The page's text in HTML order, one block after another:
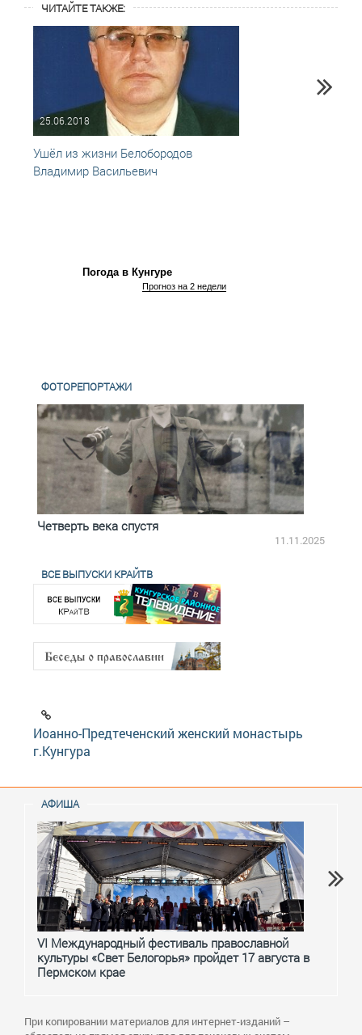
ЧИТАЙТЕ ТАКЖЕ:
25.06.2018
Ушёл из жизни Белобородов
Владимир Васильевич
Погода в Кунгуре
Прогноз на 2 недели
ФОТОРЕПОРТАЖИ
Четверть века спустя
11.11.2025
ВСЕ ВЫПУСКИ КРАЙТВ
Иоанно-Предтеченский женский монастырь
г.Кунгура
АФИША
VI Международный фестиваль православной
культуры «Свет Белогорья» пройдет 17 августа в
Пермском крае
При копировании материалов для интернет-изданий –